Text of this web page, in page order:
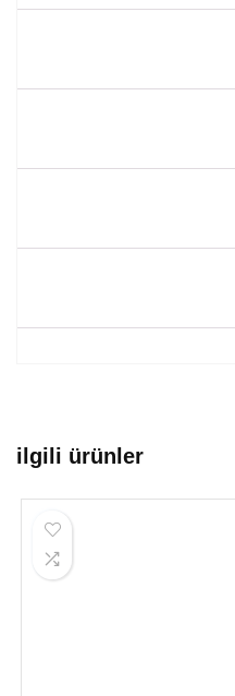
ilgili ürünler